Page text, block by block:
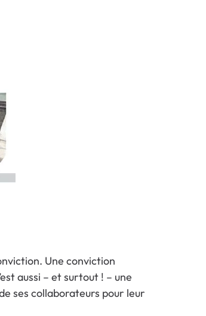
Une conviction
aussi – et surtout ! – une
ses collaborateurs pour leur